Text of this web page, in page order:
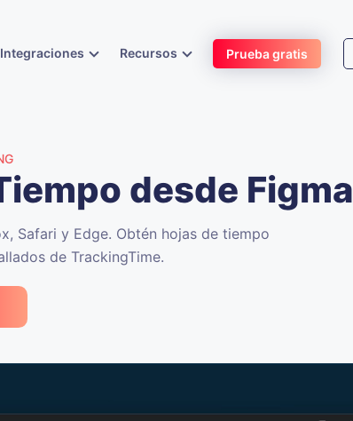
Integraciones Recursos Prueba gratis
desde Figma
Safari y Edge. Obtén hojas de tiempo
de TrackingTime.